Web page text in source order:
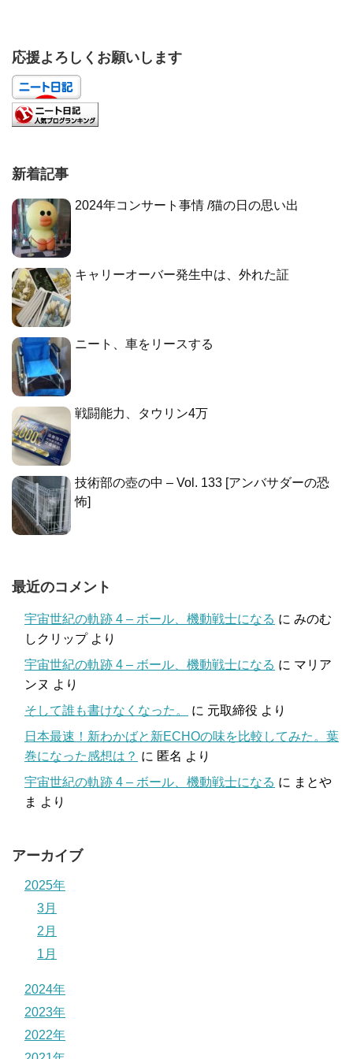
応援よろしくお願いします
新着記事
2024年コンサート事情 /猫の日の思い出
キャリーオーバー発生中は、外れた証
ニート、車をリースする
戦闘能力、タウリン4万
技術部の壺の中 – Vol. 133 [アンバサダーの恐
怖]
最近のコメント
宇宙世紀の軌跡 4 – ボール、機動戦士になる に みのむ
しクリップより
宇宙世紀の軌跡 4 – ボール、機動戦士になる に マリア
ンヌ より
そして誰も書けなくなった。
に 元取締役 より
日本最速！新わかばと新ECHOの味を比較してみた。葉
巻になった感想は？ に 匿名 より
宇宙世紀の軌跡 4 – ボール、機動戦士になる に まとや
ま より
アーカイブ
2025年
3月
2月
1月
2024年
2023年
2022年